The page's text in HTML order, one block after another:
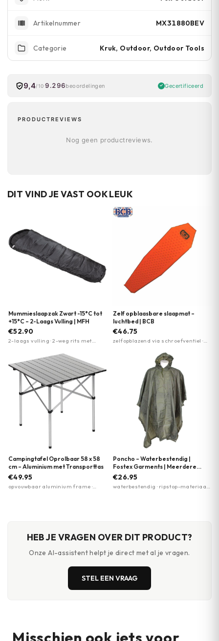
Artikelnummer MX31880BEV
Categorie Kruk, Outdoor, Outdoor Tools
9,4/10 9.296beoordelingen Gecertificeerd
PRODUCTREVIEWS
Nog geen productreviews.
DIT VIND JE VAST OOK LEUK
Mummieslaapzak Zwart -15°C tot
+15°C – 2-Laags Vulling | MFH
€52.90
2-laags vulling · 2-weg rits met
Zelf opblaasbare slaapmat –
luchtbed | BCB
€46.75
zelfopblazend via schroefventiel ·
Campingtafel Oprolbaar 58 x 58
cm – Aluminium met Transporttas
€49.95
opvouwbaar aluminium frame ·
Poncho – Waterbestendig |
Fostex Garments | Meerdere
kleuren
€26.95
waterbestendig · ripstop-materiaal ·
HEB JE VRAGEN OVER DIT PRODUCT?
Onze AI-assistent helpt je direct met al je vragen.
STEL EEN VRAAG